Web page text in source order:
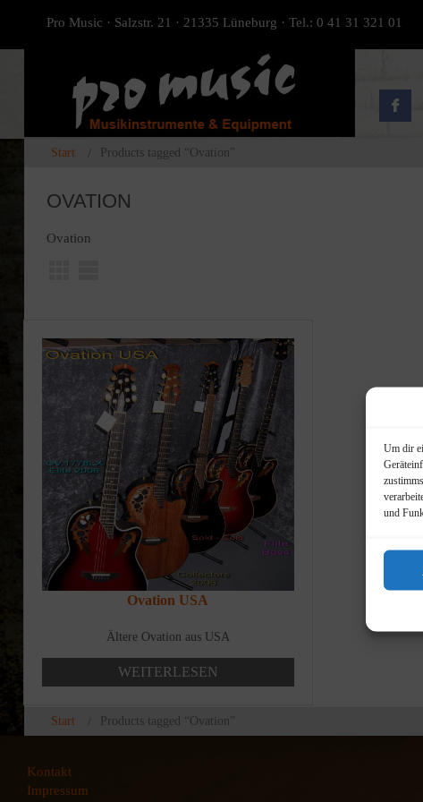
Um dir
und
Pro Music · Salzstr. 21 · 21335 Lüneburg · Tel.: 0 41 31 321 01
Start Products tagged “Ovation”
OVATION
Ovation
Ovation USA
Ältere Ovation aus USA
WEITERLESEN
Start Products tagged “Ovation”
Kontakt
Impressum